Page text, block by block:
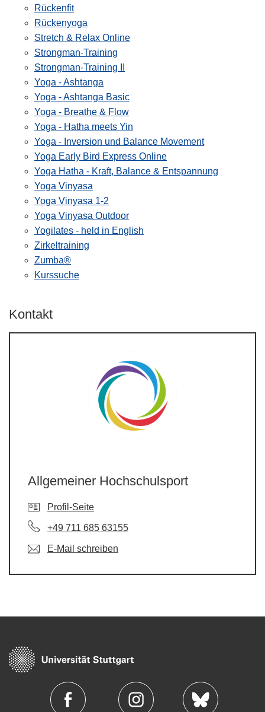
Rückenfit
Rückenyoga
Stretch & Relax Online
Strongman-Training
Strongman-Training II
Yoga - Ashtanga
Yoga - Ashtanga Basic
Yoga - Breathe & Flow
Yoga - Hatha meets Yin
Yoga - Inversion und Balance Movement
Yoga Early Bird Express Online
Yoga Hatha - Kraft, Balance & Entspannung
Yoga Vinyasa
Yoga Vinyasa 1-2
Yoga Vinyasa Outdoor
Yogilates - held in English
Zirkeltraining
Zumba®
Kurssuche
Kontakt
Allgemeiner Hochschulsport
Profil-Seite
+49 711 685 63155
E-Mail schreiben